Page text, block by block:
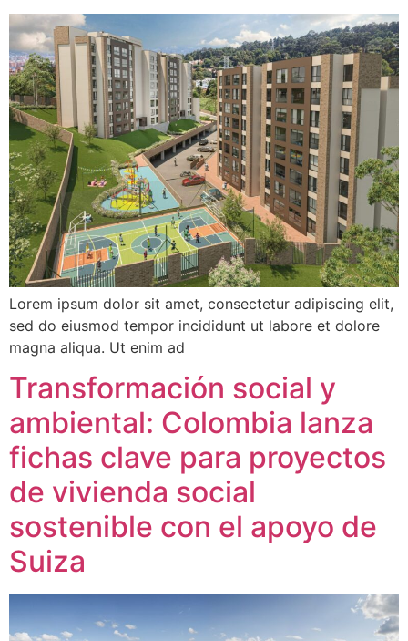
Lorem ipsum dolor sit amet, consectetur adipiscing elit,
sed do eiusmod tempor incididunt ut labore et dolore
magna aliqua. Ut enim ad
Transformación social y
ambiental: Colombia lanza
fichas clave para proyectos
de vivienda social
sostenible con el apoyo de
Suiza